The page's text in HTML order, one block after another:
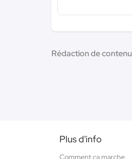
Rédaction de contenu
Plus d'info
Comment ça marche